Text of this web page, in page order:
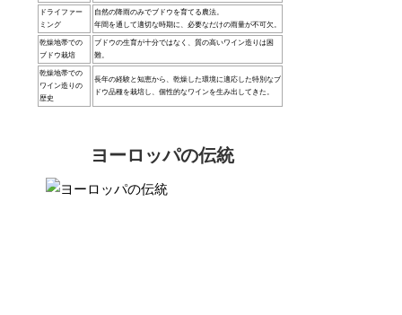
ドライファー
ミング
自然の降雨のみでブドウを育てる農法。
年間を通して適切な時期に、必要なだけの雨量が不可欠。
乾燥地帯での
ブドウ栽培
ブドウの生育が十分ではなく、質の高いワイン造りは困
難。
乾燥地帯での
ワイン造りの
歴史
長年の経験と知恵から、乾燥した環境に適応した特別なブ
ドウ品種を栽培し、個性的なワインを生み出してきた。
ヨーロッパの伝統